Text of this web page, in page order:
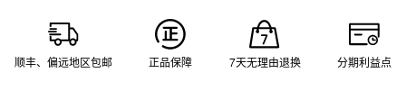
顺丰、偏远地区包邮 正品保障 7天无理由退换 分期利益点